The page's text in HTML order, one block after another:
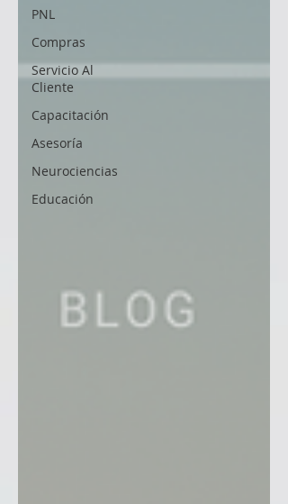
PNL
Compras
Servicio Al
Cliente
Capacitación
Asesoría
Neurociencias
Educación